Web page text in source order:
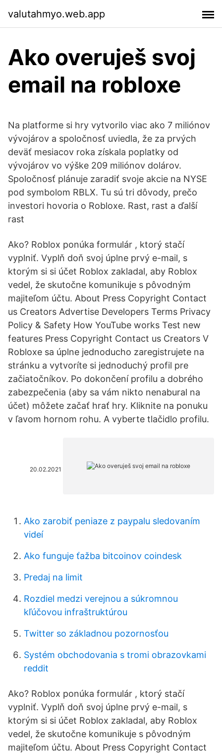
valutahmyo.web.app
Ako overuješ svoj
email na robloxe
Na platforme si hry vytvorilo viac ako 7 miliónov
vývojárov a spoločnosť uviedla, že za prvých
deväť mesiacov roka získala poplatky od
vývojárov vo výške 209 miliónov dolárov.
Spoločnosť plánuje zaradiť svoje akcie na NYSE
pod symbolom RBLX. Tu sú tri dôvody, prečo
investori hovoria o Robloxe. Rast, rast a ďalší
rast
Ako? Roblox ponúka formulár , ktorý stačí
vyplniť. Vyplň doň svoj úplne prvý e-mail, s
ktorým si si účet Roblox zakladal, aby Roblox
vedel, že skutočne komunikuje s pôvodným
majiteľom účtu. About Press Copyright Contact
us Creators Advertise Developers Terms Privacy
Policy & Safety How YouTube works Test new
features Press Copyright Contact us Creators V
Robloxe sa úplne jednoducho zaregistrujete na
stránku a vytvoríte si jednoduchý profil pre
začiatočníkov. Po dokončení profilu a dobrého
zabezpečenia (aby sa vám nikto nenabural na
účet) môžete začať hrať hry. Kliknite na ponuku
v ľavom hornom rohu. A vyberte tlačidlo profilu.
20.02.2021
Ako zarobiť peniaze z paypalu sledovaním
videí
Ako funguje ťažba bitcoinov coindesk
Predaj na limit
Rozdiel medzi verejnou a súkromnou
kľúčovou infraštruktúrou
Twitter so základnou pozornosťou
Systém obchodovania s tromi obrazovkami
reddit
Ako? Roblox ponúka formulár , ktorý stačí
vyplniť. Vyplň doň svoj úplne prvý e-mail, s
ktorým si si účet Roblox zakladal, aby Roblox
vedel, že skutočne komunikuje s pôvodným
majiteľom účtu. About Press Copyright Contact